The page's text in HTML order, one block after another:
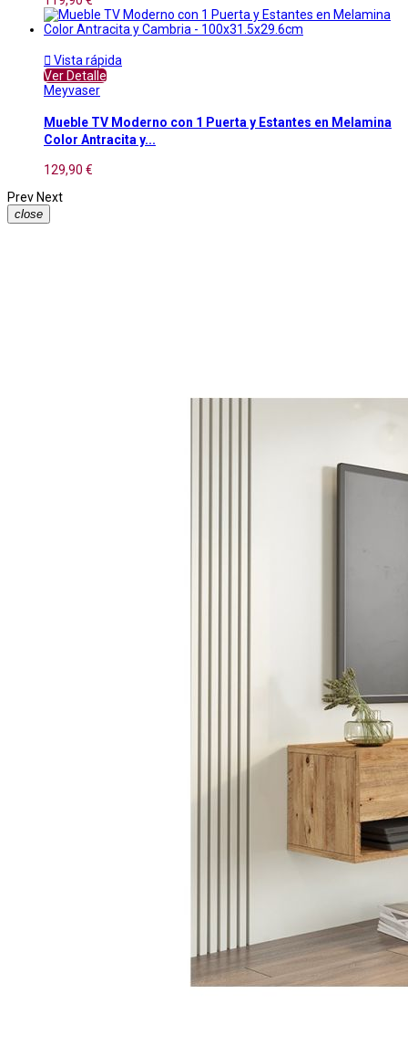
 Vista rápida
Ver Detalle
Meyvaser
Mueble TV Moderno con 1 Puerta y Estantes en Melamina
Color Antracita y...
129,90 €
Prev Next
close